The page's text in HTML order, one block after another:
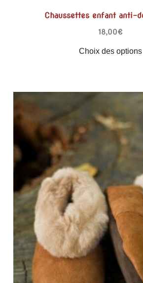
Chaussettes enfant anti-
18,00€
Choix des options